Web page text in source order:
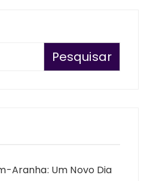
Pesquisar
Aranha: Um Novo Dia